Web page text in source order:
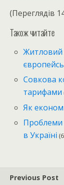
(Переглядів
Також читайте
Житловий
Совкова
тарифами
Як
Проблеми
в Україні
Previous Post